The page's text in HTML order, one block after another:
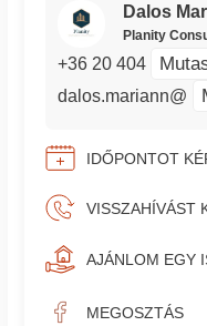
Dalos
Planity
+36 20 404
dalos.mariann@
IDŐPONTOT
VISSZAHÍVÁST
AJÁNLOM EGY
MEGOSZTÁS